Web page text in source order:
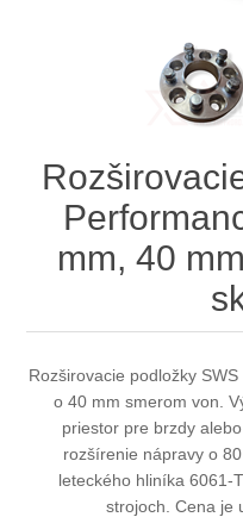
mm, 40
Rozširovacie podložky
o 40 mm smerom von.
priestor pre brzdy
rozšírenie nápravy o
leteckého hliníka
strojoch. Cena je